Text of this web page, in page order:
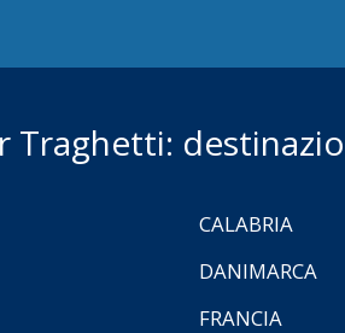
Traghetti:
CALABRIA
DANIMARCA
FRANCIA